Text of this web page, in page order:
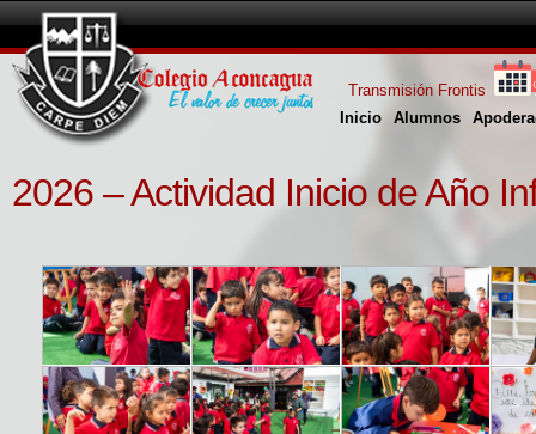
Inicio Alumnos
Transmisión Frontis
2026 – Actividad Inicio de Año